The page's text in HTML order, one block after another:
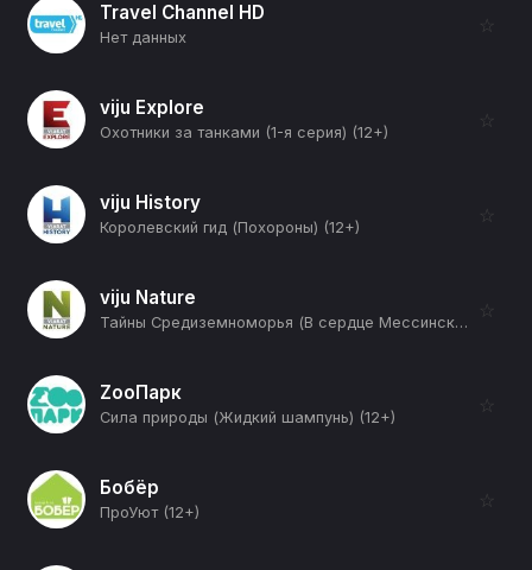
Travel Channel HD
Нет данных
☆
viju Explore
Охотники за танками (1-я серия) (12+)
☆
viju History
Королевский гид (Похороны) (12+)
☆
viju Nature
Тайны Средиземноморья (В сердце Мессинского пролива) (12+)
☆
ZooПарк
Сила природы (Жидкий шампунь) (12+)
☆
Бобёр
ПроУют (12+)
☆